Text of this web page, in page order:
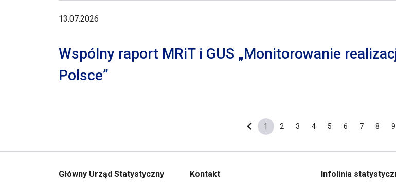
13.07.2026
Wspólny raport MRiT i GUS „Monitorowanie
Polsce”
Poprzednia strona
Bieżąca strona
1
Strona
2
Strona
3
Strona
4
Strona
5
Strona
6
Strona
7
Strona
8 9
Główny Urząd Statystyczny Kontakt Infolinia